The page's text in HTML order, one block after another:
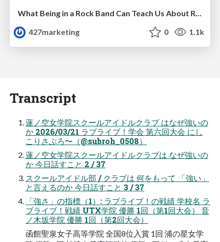
427marketing
0 1.1k
Transcript
蓮ノ空女学院スクールアイドルクラブ はなぜ強いの
か 2026/03/21 ラブライブ！学会 第六回大会 にし
こりさぶろ〜（@subroh_0508）
蓮ノ空女学院スクールアイドルクラブは なぜ強いの
か 今日話すこと 2 / 37
スクールアイドル部 / クラブは 何をもって 「強い」
と言えるのか 今日話すこと 3 / 37
「強さ」の指標（1）: ラブライブ！の戦績 学校名 ラ
ブライブ！戦績 UTX学院 優勝 1回（第1回大会） 音
ノ木坂学院 優勝 1回（第2回大会）
函館聖泉女子高等学院 全国8位入賞 1回 浦の星女学